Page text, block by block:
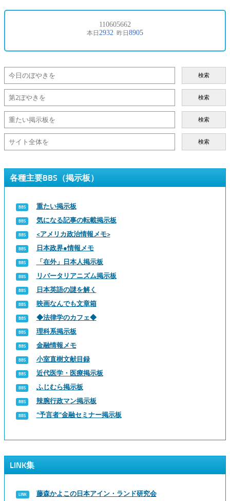
検索
検索
検索
検索
各種主要BBS（掲示板）
重たい掲示板
気になる記事の転載掲示板
<アメリカ政治情報メモ>
日本政界●情報メモ
「在外」日本人掲示板
リバータリアニズム掲示板
日本英語の謎を解く
映画なんでも文章箱
◆法律学のカフェ◆
理科系掲示板
金融情報メモ
小室直樹文献目録
近代医学・医療掲示板
ふじむら掲示板
辣腕行政マン掲示板
“予言者”金融セミナー掲示板
LINK集
藤森かよこの日本アイン・ランド研究会